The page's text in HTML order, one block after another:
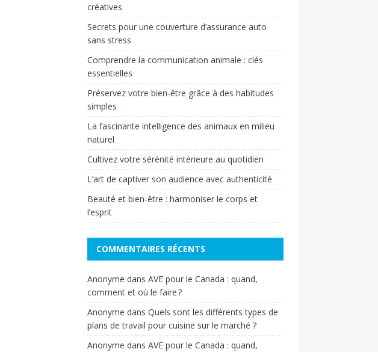
créatives
Secrets pour une couverture d’assurance auto
sans stress
Comprendre la communication animale : clés
essentielles
Préservez votre bien-être grâce à des habitudes
simples
La fascinante intelligence des animaux en milieu
naturel
Cultivez votre sérénité intérieure au quotidien
L’art de captiver son audience avec authenticité
Beauté et bien-être : harmoniser le corps et
l’esprit
COMMENTAIRES RÉCENTS
Anonyme dans AVE pour le Canada : quand,
comment et où le faire ?
Anonyme dans Quels sont les différents types de
plans de travail pour cuisine sur le marché ?
Anonyme dans AVE pour le Canada : quand,